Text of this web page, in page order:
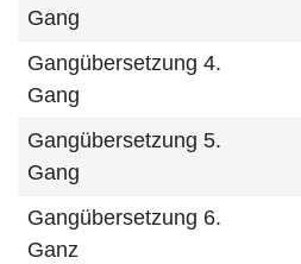
Gang
Gangübersetzung 4.
Gang
Gangübersetzung 5.
Gang
Gangübersetzung 6.
Ganz